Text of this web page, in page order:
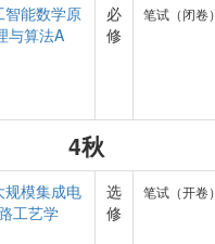
智能数学原
与算法A
必
修
笔试（闭卷）
4秋
规模集成电
路工艺学
选
修
笔试（开卷）